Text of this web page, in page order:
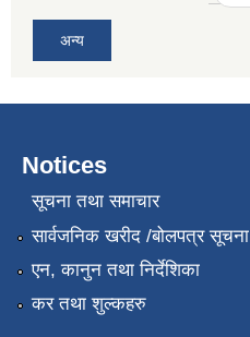
अन्य
Notices
सूचना तथा समाचार
सार्वजनिक खरीद /बोलपत्र सूचना
एन, कानुन तथा निर्देशिका
कर तथा शुल्कहरु